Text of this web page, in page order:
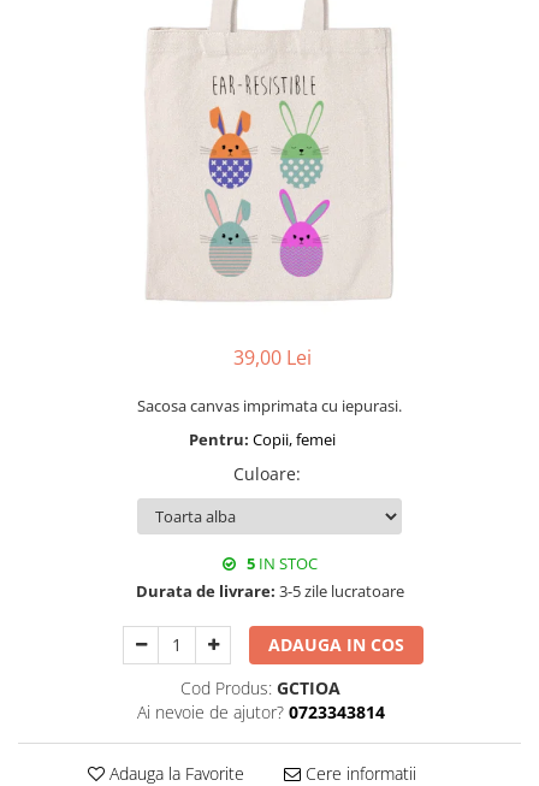
39,00 Lei
Sacosa canvas imprimata cu iepurasi.
Pentru: Copii, femei
Culoare:
5 IN STOC
Durata de livrare: 3-5 zile lucratoare
ADAUGA IN COS
Cod Produs: GCTIOA
Ai nevoie de ajutor? 0723343814
Adauga la Favorite Cere informatii